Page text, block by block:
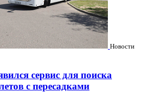
Новости
сервис для поиска
с пересадками